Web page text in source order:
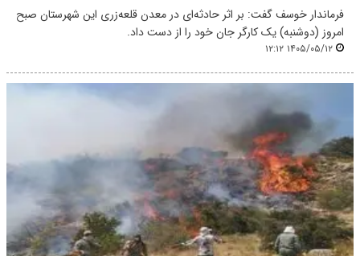
فرماندار خوسف گفت: بر اثر حادثه‌ای در معدن قلعه‌زری این شهرستان صبح
امروز (دوشنبه) یک کارگر جان خود را از دست داد.
۱۴۰۵/۰۵/۱۲ ۱۲:۱۲